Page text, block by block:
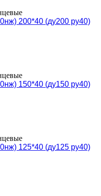
200*40 (ду200 ру40)
150*40 (ду150 ру40)
125*40 (ду125 ру40)